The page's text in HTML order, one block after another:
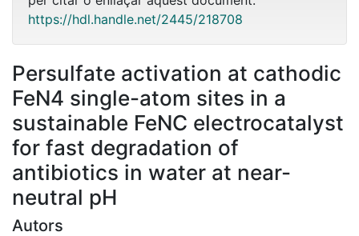
https://hdl.handle.net/2445/218708
Persulfate activation at cathodic
FeN4 single-atom sites in a
sustainable FeNC electrocatalyst
for fast degradation of
antibiotics in water at near-
neutral pH
Autors